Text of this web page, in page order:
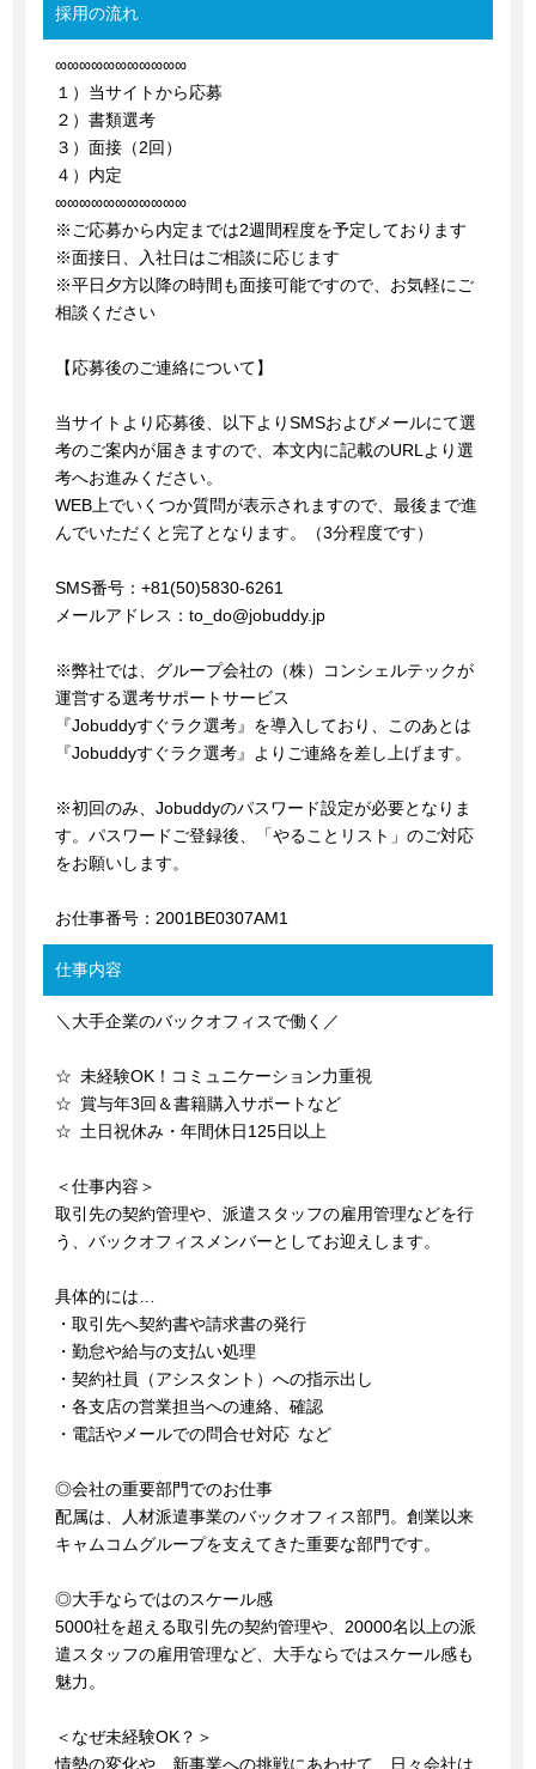
採用の流れ
∞∞∞∞∞∞∞∞∞∞∞
１）当サイトから応募
２）書類選考
３）面接（2回）
４）内定
∞∞∞∞∞∞∞∞∞∞∞
※ご応募から内定までは2週間程度を予定しております
※面接日、入社日はご相談に応じます
※平日夕方以降の時間も面接可能ですので、お気軽にご
相談ください
【応募後のご連絡について】
当サイトより応募後、以下よりSMSおよびメールにて選
考のご案内が届きますので、本文内に記載のURLより選
考へお進みください。
WEB上でいくつか質問が表示されますので、最後まで進
んでいただくと完了となります。（3分程度です）
SMS番号：+81(50)5830-6261
メールアドレス：to_do@jobuddy.jp
※弊社では、グループ会社の（株）コンシェルテックが
運営する選考サポートサービス
『Jobuddyすぐラク選考』を導入しており、このあとは
『Jobuddyすぐラク選考』よりご連絡を差し上げます。
※初回のみ、Jobuddyのパスワード設定が必要となりま
す。パスワードご登録後、「やることリスト」のご対応
をお願いします。
お仕事番号：2001BE0307AM1
仕事内容
＼大手企業のバックオフィスで働く／
☆ 未経験OK！コミュニケーション力重視
☆ 賞与年3回＆書籍購入サポートなど
☆ 土日祝休み・年間休日125日以上
＜仕事内容＞
取引先の契約管理や、派遣スタッフの雇用管理などを行
う、バックオフィスメンバーとしてお迎えします。
具体的には…
・取引先へ契約書や請求書の発行
・勤怠や給与の支払い処理
・契約社員（アシスタント）への指示出し
・各支店の営業担当への連絡、確認
・電話やメールでの問合せ対応 など
◎会社の重要部門でのお仕事
配属は、人材派遣事業のバックオフィス部門。創業以来
キャムコムグループを支えてきた重要な部門です。
◎大手ならではのスケール感
5000社を超える取引先の契約管理や、20000名以上の派
遣スタッフの雇用管理など、大手ならではスケール感も
魅力。
＜なぜ未経験OK？＞
情勢の変化や、新事業への挑戦にあわせて、日々会社は